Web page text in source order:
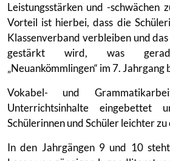
Leistungsstärken und -schwächen
Vorteil ist hierbei, dass die
Klassenverband verbleiben und
gestärkt wird, was
„Neuankömmlingen“ im 7.
Vokabel- und
Unterrichtsinhalte
Schülerinnen und Schüler leichter
In den Jahrgängen 9 und 10